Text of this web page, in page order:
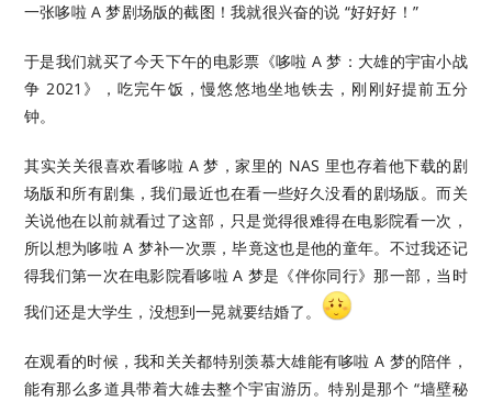
一张哆啦 A 梦剧场版的截图！我就很兴奋的说 “好好好！”
于是我们就买了今天下午的电影票《哆啦 A 梦：大雄的宇宙小战
争 2021》，吃完午饭，慢悠悠地坐地铁去，刚刚好提前五分
钟。
其实关关很喜欢看哆啦 A 梦，家里的 NAS 里也存着他下载的剧
场版和所有剧集，我们最近也在看一些好久没看的剧场版。而关
关说他在以前就看过了这部，只是觉得很难得在电影院看一次，
所以想为哆啦 A 梦补一次票，毕竟这也是他的童年。不过我还记
得我们第一次在电影院看哆啦 A 梦是《伴你同行》那一部，当时
我们还是大学生，没想到一晃就要结婚了。
在观看的时候，我和关关都特别羡慕大雄能有哆啦 A 梦的陪伴，
能有那么多道具带着大雄去整个宇宙游历。特别是那个 “墙壁秘